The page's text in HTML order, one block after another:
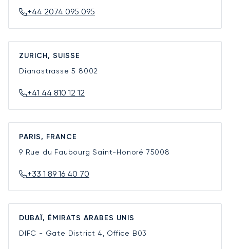
+44 2074 095 095
ZURICH, SUISSE
Dianastrasse 5 8002
+41 44 810 12 12
PARIS, FRANCE
9 Rue du Faubourg Saint-Honoré 75008
+33 1 89 16 40 70
DUBAÏ, ÉMIRATS ARABES UNIS
DIFC - Gate District 4, Office B03